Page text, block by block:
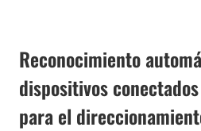
Reconocimiento
dispositivos
para el